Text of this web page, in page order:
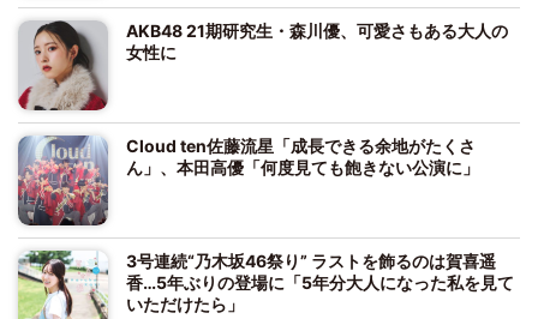
AKB48 21期研究生・森川優、可愛さもある大人の
女性に
Cloud ten佐藤流星「成長できる余地がたくさ
ん」、本田高優「何度見ても飽きない公演に」
3号連続“乃木坂46祭り” ラストを飾るのは賀喜遥
香…5年ぶりの登場に「5年分大人になった私を見て
いただけたら」